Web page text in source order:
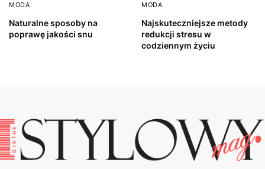
MODA
Naturalne sposoby na
poprawę jakości snu
MODA
Najskuteczniejsze metody
redukcji stresu w
codziennym życiu